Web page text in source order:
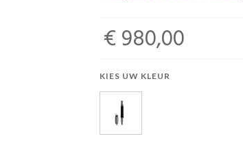
€ 980,00
KIES UW KLEUR